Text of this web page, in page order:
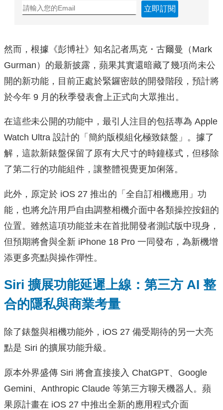
立即訂閱
然而，根據《彭博社》知名記者馬克・古爾曼（Mark
Gurman）的最新披露，蘋果其實還暗藏了幾項尚未公
開的新功能，目前正處於緊鑼密鼓的開發階段，預計將
於今年 9 月的秋季發表會上正式向大眾推出。
在這些未公開的功能中，最引人注目的包括專為 Apple
Watch Ultra 設計的「簡約版模組化極致錶盤」。據了
解，這款新錶盤保留了原有大尺寸的時鐘樣式，但移除
了第二行的功能組件，讓整體視覺更加俐落。
此外，原定於 iOS 27 推出的「全自訂相機應用」功
能，也將允許用戶自由調整相機介面中各類操控按鈕的
位置。雖然這項功能並未在首批開發者測試版中現身，
但預期將會與全新 iPhone 18 Pro 一同發布，為新機增
添更多亮點與操作彈性。
Siri 擴展功能延遲上線：第三方 AI 整
合的隱私與商業考量
除了錶盤與相機功能外，iOS 27 備受期待的另一大亮
點是 Siri 的擴展功能升級。
原本外界盛傳 Siri 將會直接接入 ChatGPT、Google
Gemini、Anthropic Claude 等第三方聊天機器人。蘋
果原計畫在 iOS 27 中推出全新的應用程式介面